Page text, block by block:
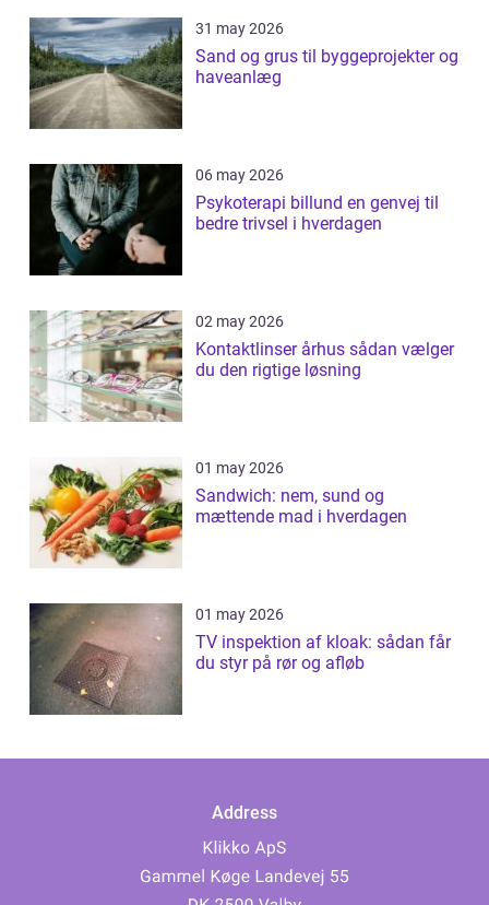
31 may 2026
Sand og grus til byggeprojekter og
haveanlæg
06 may 2026
Psykoterapi billund en genvej til
bedre trivsel i hverdagen
02 may 2026
Kontaktlinser århus sådan vælger
du den rigtige løsning
01 may 2026
Sandwich: nem, sund og
mættende mad i hverdagen
01 may 2026
TV inspektion af kloak: sådan får
du styr på rør og afløb
Address